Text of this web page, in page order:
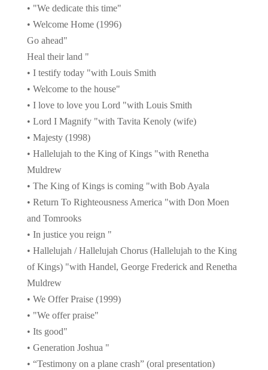
• "We dedicate this time"
• Welcome Home (1996)
Go ahead"
Heal their land "
• I testify today "with Louis Smith
• Welcome to the house"
• I love to love you Lord "with Louis Smith
• Lord I Magnify "with Tavita Kenoly (wife)
• Majesty (1998)
• Hallelujah to the King of Kings "with Renetha
Muldrew
• The King of Kings is coming "with Bob Ayala
• Return To Righteousness America "with Don Moen
and Tomrooks
• In justice you reign "
• Hallelujah / Hallelujah Chorus (Hallelujah to the King
of Kings) "with Handel, George Frederick and Renetha
Muldrew
• We Offer Praise (1999)
• "We offer praise"
• Its good"
• Generation Joshua "
• “Testimony on a plane crash” (oral presentation)